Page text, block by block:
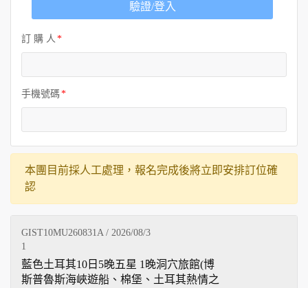
驗證/登入
訂 購 人
手機號碼
本團目前採人工處理，報名完成後將立即安排訂位確
認
GIST10MU260831A / 2026/08/3
1
藍色土耳其10日5晚五星 1晚洞穴旅館(博
斯普魯斯海峽遊船、棉堡、土耳其熱情之